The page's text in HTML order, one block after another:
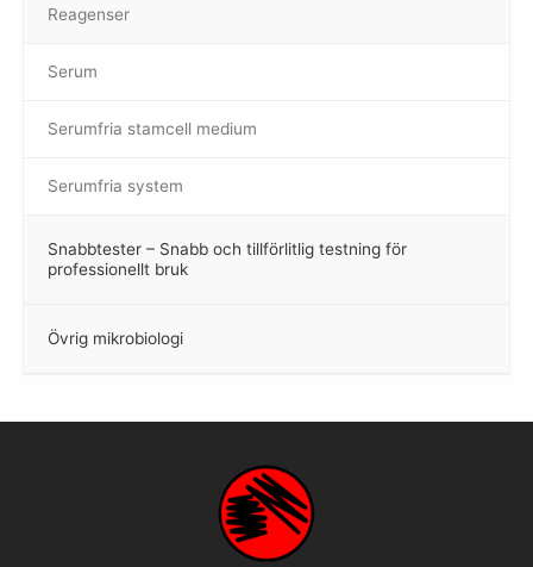
Reagenser
Serum
Serumfria stamcell medium
Serumfria system
Snabbtester – Snabb och tillförlitlig testning för
professionellt bruk
–
Övrig mikrobiologi
–